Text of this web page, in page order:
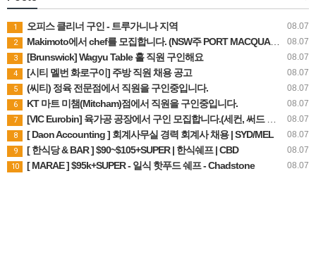
08.07
1 오피스 클리너 구인 - 트루가니나 지역
08.07
2 Makimoto에서 chef를 모집합니다. (NSW주 PORT MACQUARIE)
08.07
3 [Brunswick] Wagyu Table 홀 직원 구인해요
08.07
4 [시티 멜번 화로구이] 주방 직원 채용 공고
08.07
5 (씨티) 정육 전문점에서 직원을 구인중입니다.
08.07
6 KT 마트 미챔(Mitcham)점에서 직원을 구인중입니다.
08.07
7 [VIC Eurobin] 육가공 공장에서 구인 모집합니다.(세컨, 써드 비자 가능)
08.07
8 [ Daon Accounting ] 회계사무실 경력 회계사 채용 | SYD/MEL
08.07
9 [ 한식당 & BAR ] $90~$105+SUPER | 한식쉐프 | CBD
08.07
10 [ MARAE ] $95k+SUPER - 일식 핫푸드 쉐프 - Chadstone